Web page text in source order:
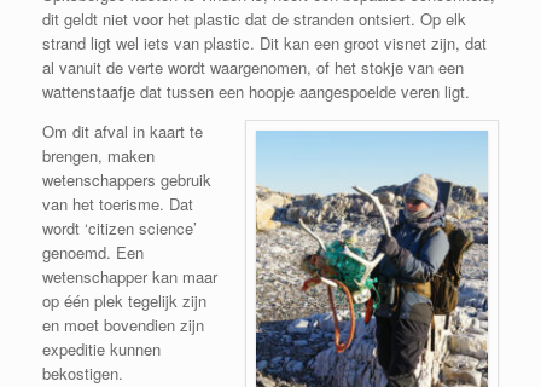
dit geldt niet voor het plastic dat de stranden ontsiert. Op elk
strand ligt wel iets van plastic. Dit kan een groot visnet zijn, dat
al vanuit de verte wordt waargenomen, of het stokje van een
wattenstaafje dat tussen een hoopje aangespoelde veren ligt.
Om dit afval in kaart te
brengen, maken
wetenschappers gebruik
van het toerisme. Dat
wordt ‘citizen science’
genoemd. Een
wetenschapper kan maar
op één plek tegelijk zijn
en moet bovendien zijn
expeditie kunnen
bekostigen.